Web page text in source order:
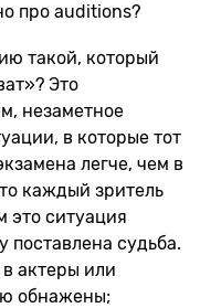
про auditions?
такой, который
Это
незаметное
в которые тот
легче, чем в
каждый зритель
это ситуация
поставлена судьба.
актеры или
обнажены;